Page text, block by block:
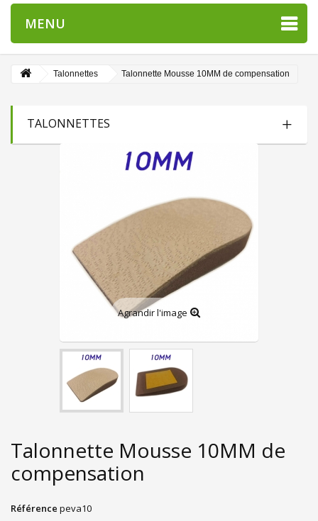
MENU
Talonnettes Talonnette Mousse 10MM de compensation
TALONNETTES
Agrandir l'image
Talonnette Mousse 10MM de
compensation
Référence peva10